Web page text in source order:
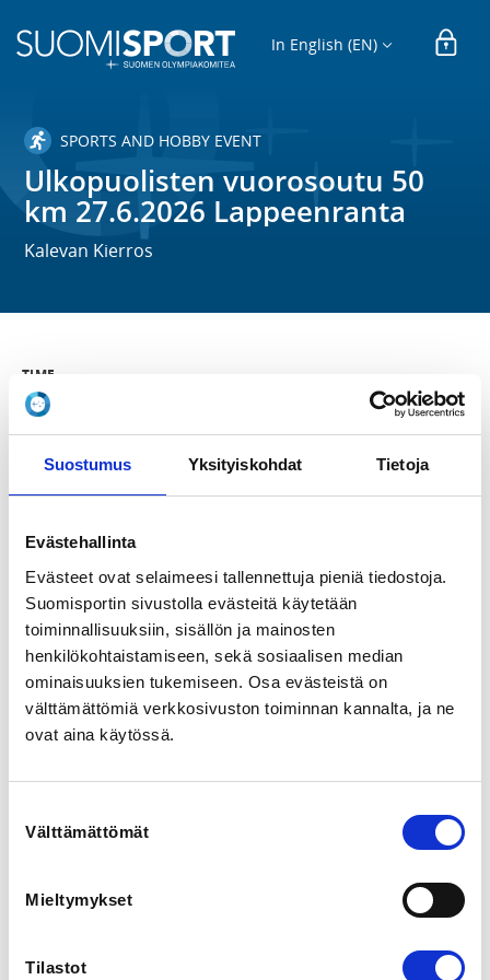
Suostumus Yksityiskohdat Tietoja
Evästehallinta
Evästeet ovat selaimeesi tallennettuja pieniä tiedostoja.
Suomisportin sivustolla evästeitä käytetään
toiminnallisuuksiin, sisällön ja mainosten
henkilökohtaistamiseen, sekä sosiaalisen median
ominaisuuksien tukemiseen. Osa evästeistä on
välttämättömiä verkkosivuston toiminnan kannalta, ja ne
ovat aina käytössä.
valinta
Välttämättömät
Mieltymykset
Tilastot
In English (EN)
SPORTS AND HOBBY EVENT
Ulkopuolisten vuorosoutu 50
km 27.6.2026 Lappeenranta
Kalevan Kierros
TIME
Sa 27.6.2026
LOCATION
View map
LOCALITY
Lappeenranta
SPORTS
REGISTRATION PERIOD
Vuorosoutu 122,00 € -